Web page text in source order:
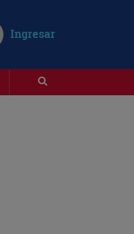
Ingresar